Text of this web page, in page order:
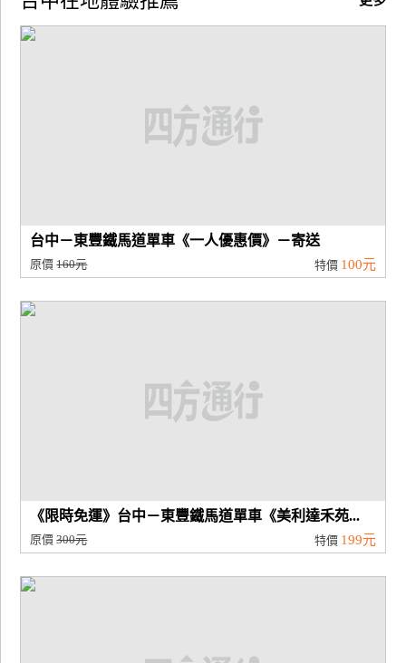
台中－東豐鐵馬道單車《一人優惠價》－寄送
原價160元 特價 100元
《限時免運》台中－東豐鐵馬道單車《美利達禾苑...
原價300元 特價 199元